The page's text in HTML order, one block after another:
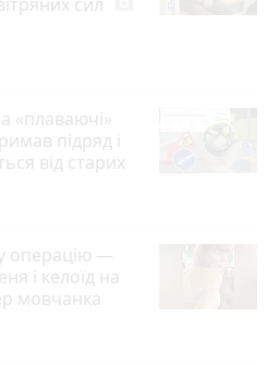
сил
«плаваючі»
підряд і
від старих
операцію —
і келоїд на
мовчанка